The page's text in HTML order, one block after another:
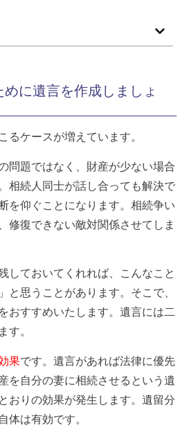
に遺言を作成しましょ
るケースが増えています。
問題ではなく、財産が少ない場合
相続人同士が話し合っても解決で
を仰ぐことになります。相続争い
修復できない敵対関係させてしま
しておいてくれれば、こんなこと
と思うことがあります。そこで、
おすすめいたします。遺言には二
す。
果です。遺言があれば法律に優先
を自分の妻に相続させるという遺
おりの効果が発生します。遺留分
体は有効です。